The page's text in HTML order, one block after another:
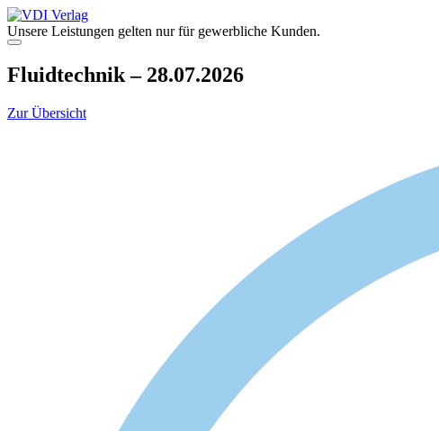
Zum
Inhalt
springen
Unsere Leistungen gelten nur für gewerbliche Kunden.
Menü
Fluidtechnik – 28.07.2026
Zur Übersicht